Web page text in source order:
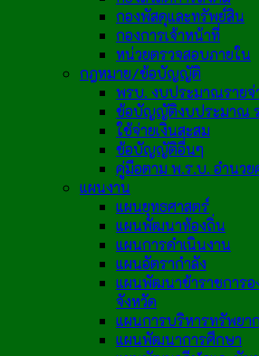
กองพัสดุและทรัพย์สิน
กองการเจ้าหน้าที่
หน่วยตรวจสอบภายใน
กฎหมาย/ข้อบัญญัติ
พรบ. งบประมาณรายจ่
ข้อบัญญัติงบประมาณ ร
ใช้จ่ายเงินสะสม
ข้อบัญญัติอื่นๆ
คู่มือตาม พ.ร.บ. อำนวย
แผนงาน
แผนยุทธศาสตร์
แผนพัฒนาท้องถิ่น
แผนการดำเนินงาน
แผนอัตรากำลัง
แผนพัฒนาข้าราชการอ
จังหวัด
แผนการบริหารทรัพยา
แผนพัฒนาการศึกษา